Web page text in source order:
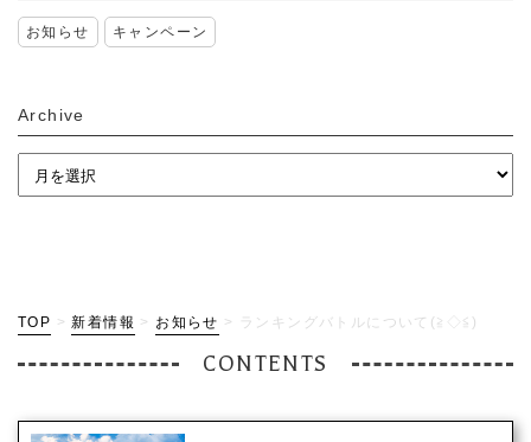
お知らせ キャンペーン
Archive
TOP >新着情報 > お知らせ > ランキングバトルについて(≧◇≦)
CONTENTS